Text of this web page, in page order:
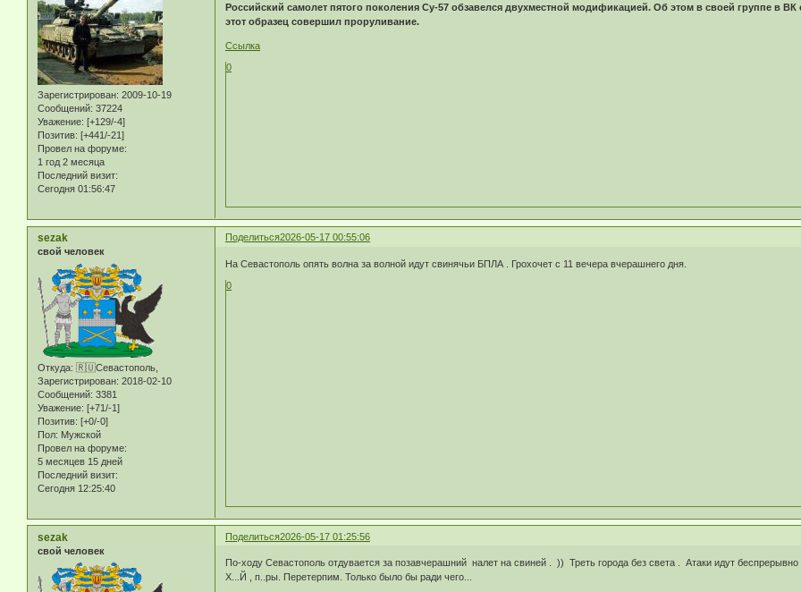
Зарегистрирован: 2009-10-19
Сообщений: 37224
Уважение: [+129/-4]
Позитив: [+441/-21]
Провел на форуме:
1 год 2 месяца
Последний визит:
Сегодня 01:56:47
Российский самолет пятого поколения Су-57 обзавелся двухместной модификацией. Об этом в своей группе в
этот образец совершил проруливание.
Ссылка
0
Поделиться2026-05-17 00:55:06
sezak
свой человек
Откуда: 🇷🇺Севастополь,
Зарегистрирован: 2018-02-10
Сообщений: 3381
Уважение: [+71/-1]
Позитив: [+0/-0]
Пол: Мужской
Провел на форуме:
5 месяцев 15 дней
Последний визит:
Сегодня 12:25:40
На Севастополь опять волна за волной идут свинячьи БПЛА . Грохочет с 11 вечера вчерашнего дня.
0
Поделиться2026-05-17 01:25:56
sezak
свой человек
По-ходу Севастополь отдувается за позавчерашний налет на свиней . )) Треть города без света . Атаки идут
Х...Й , п..ры. Перетерпим. Только было бы ради чего...